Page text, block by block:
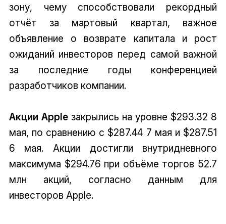
зону, чему способствовали рекордный
отчёт за мартовый квартал, важное
объявление о возврате капитала и рост
ожиданий инвесторов перед самой важной
за последние годы конференцией
разработчиков компании.
Акции Appleзакрылись на уровне $293.32 8
мая, по сравнению с $287.44 7 мая и $287.51
6 мая. Акции достигли внутридневного
максимума $294.76 при объёме торгов 52.7
млн акций, согласно данным для
инвесторов Apple.